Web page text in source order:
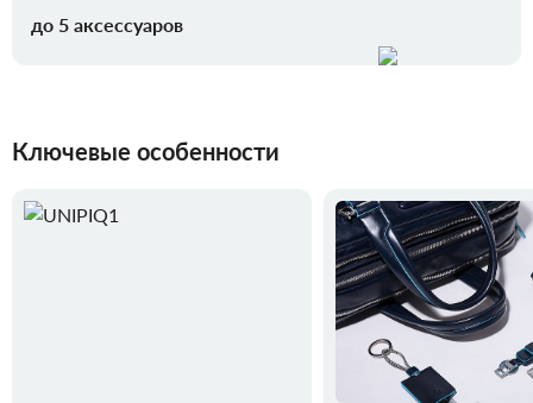
до 5 аксессуаров
Ключевые особенности